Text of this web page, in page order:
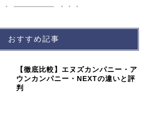
おすすめ記事
【徹底比較】エヌズカンパニー・ア
ウンカンパニー・NEXTの違いと評
判